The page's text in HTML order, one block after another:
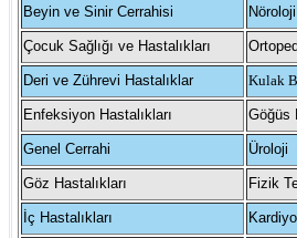
Beyin ve Sinir Cerrahisi Nöroloji
Çocuk Sağlığı ve Hastalıkları
Deri ve Zührevi Hastalıklar Kulak
Enfeksiyon Hastalıkları Göğüs
Genel Cerrahi Üroloji
Göz Hastalıkları Fizik
İç Hastalıkları